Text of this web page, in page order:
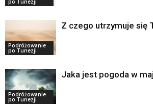
Podróżowanie
po Tunezji
Z czego utrzymuje się
Podróżowanie
po Tunezji
Jaka jest pogoda w